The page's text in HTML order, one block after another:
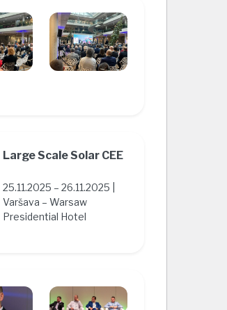
Large Scale Solar CEE
25.11.2025 – 26.11.2025 |
Varšava – Warsaw
Presidential Hotel